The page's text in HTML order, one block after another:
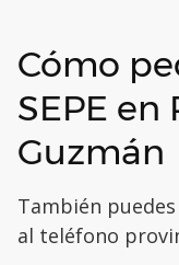
Cómo
SEPE en
Guzmán
También
al teléfono